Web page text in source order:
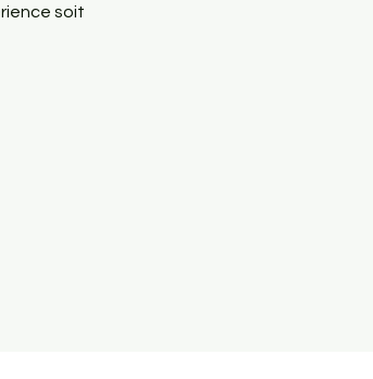
soit